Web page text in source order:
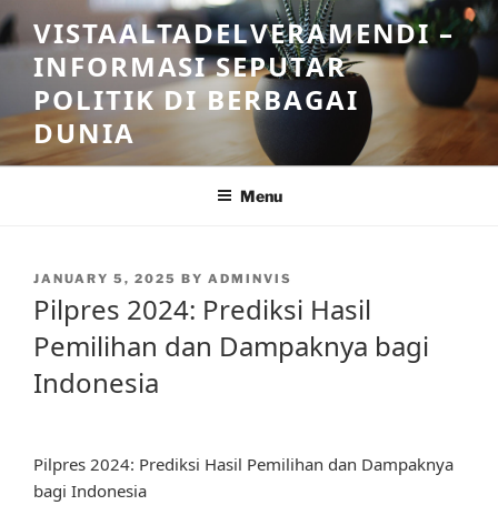
Skip
to
content
VISTAALTADELVERAMENDI –
INFORMASI SEPUTAR
POLITIK DI BERBAGAI
DUNIA
Menu
POSTED
ON
JANUARY 5, 2025 BY ADMINVIS
Pilpres 2024: Prediksi Hasil
Pemilihan dan Dampaknya bagi
Indonesia
Pilpres 2024: Prediksi Hasil Pemilihan dan Dampaknya
bagi Indonesia